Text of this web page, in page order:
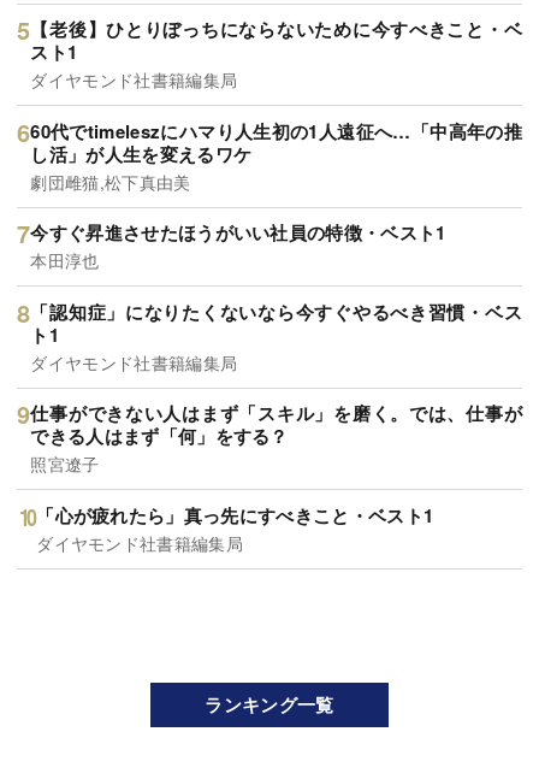
【老後】ひとりぼっちにならないために今すべきこと・ベ
スト1
ダイヤモンド社書籍編集局
60代でtimeleszにハマり人生初の1人遠征へ…「中高年の推
し活」が人生を変えるワケ
劇団雌猫,松下真由美
今すぐ昇進させたほうがいい社員の特徴・ベスト1
本田淳也
「認知症」になりたくないなら今すぐやるべき習慣・ベス
ト1
ダイヤモンド社書籍編集局
仕事ができない人はまず「スキル」を磨く。では、仕事が
できる人はまず「何」をする？
照宮遼子
「心が疲れたら」真っ先にすべきこと・ベスト1
ダイヤモンド社書籍編集局
ランキング一覧